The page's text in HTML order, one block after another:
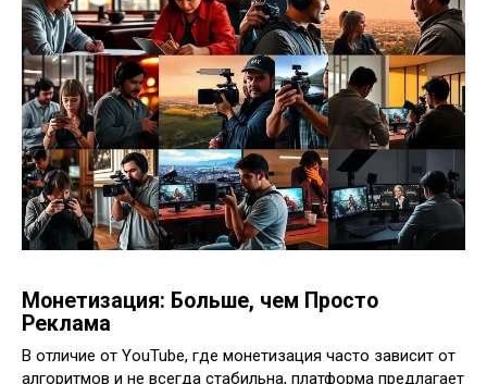
Монетизация: Больше, чем Просто
Реклама
В отличие от YouTube, где монетизация часто зависит от
алгоритмов и не всегда стабильна, платформа предлагает